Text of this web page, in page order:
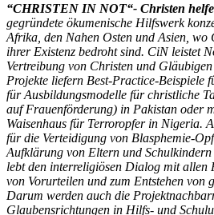
“CHRISTEN IN NOT“- Christen
gegründete ökumenische Hilfswerk
Afrika, den Nahen Osten und Asien,
ihrer Existenz bedroht sind. CiN leistet
Vertreibung von Christen und
Projekte liefern Best-Practice-Beispiele
für Ausbildungsmodelle für christliche
auf Frauenförderung) in Pakistan oder
Waisenhaus für Terroropfer in Nigeria.
für die Verteidigung von Blasphemie-
Aufklärung von Eltern und
lebt den interreligiösen Dialog mit allen
von Vorurteilen und zum Entstehen von
Darum werden auch die
Glaubensrichtungen in Hilfs- und